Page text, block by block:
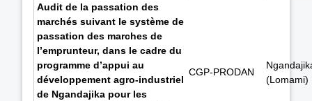
Audit de la passation des
marchés suivant le système de
passation des marches de
l’emprunteur, dans le cadre du
programme d’appui au
développement agro-industriel
de Ngandajika pour les
CGP-PRODAN
(Lomami)